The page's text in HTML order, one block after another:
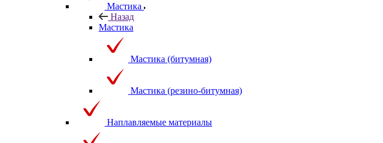
Мастика
Назад
Мастика
Мастика (битумная)
Мастика (резино-битумная)
Наплавляемые материалы